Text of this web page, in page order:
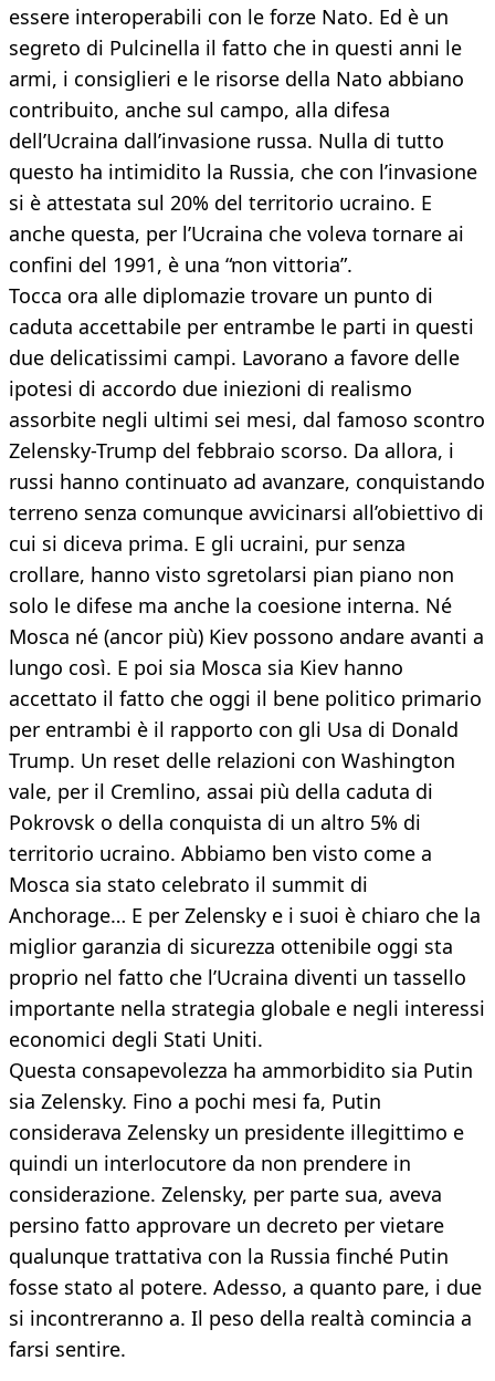
essere interoperabili con le forze Nato. Ed è un
segreto di Pulcinella il fatto che in questi anni le
armi, i consiglieri e le risorse della Nato abbiano
contribuito, anche sul campo, alla difesa
dell’Ucraina dall’invasione russa. Nulla di tutto
questo ha intimidito la Russia, che con l’invasione
si è attestata sul 20% del territorio ucraino. E
anche questa, per l’Ucraina che voleva tornare ai
confini del 1991, è una “non vittoria”.
Tocca ora alle diplomazie trovare un punto di
caduta accettabile per entrambe le parti in questi
due delicatissimi campi. Lavorano a favore delle
ipotesi di accordo due iniezioni di realismo
assorbite negli ultimi sei mesi, dal famoso scontro
Zelensky-Trump del febbraio scorso. Da allora, i
russi hanno continuato ad avanzare, conquistando
terreno senza comunque avvicinarsi all’obiettivo di
cui si diceva prima. E gli ucraini, pur senza
crollare, hanno visto sgretolarsi pian piano non
solo le difese ma anche la coesione interna. Né
Mosca né (ancor più) Kiev possono andare avanti a
lungo così. E poi sia Mosca sia Kiev hanno
accettato il fatto che oggi il bene politico primario
per entrambi è il rapporto con gli Usa di Donald
Trump. Un reset delle relazioni con Washington
vale, per il Cremlino, assai più della caduta di
Pokrovsk o della conquista di un altro 5% di
territorio ucraino. Abbiamo ben visto come a
Mosca sia stato celebrato il summit di
Anchorage… E per Zelensky e i suoi è chiaro che la
miglior garanzia di sicurezza ottenibile oggi sta
proprio nel fatto che l’Ucraina diventi un tassello
importante nella strategia globale e negli interessi
economici degli Stati Uniti.
Questa consapevolezza ha ammorbidito sia Putin
sia Zelensky. Fino a pochi mesi fa, Putin
considerava Zelensky un presidente illegittimo e
quindi un interlocutore da non prendere in
considerazione. Zelensky, per parte sua, aveva
persino fatto approvare un decreto per vietare
qualunque trattativa con la Russia finché Putin
fosse stato al potere. Adesso, a quanto pare, i due
si incontreranno a. Il peso della realtà comincia a
farsi sentire.